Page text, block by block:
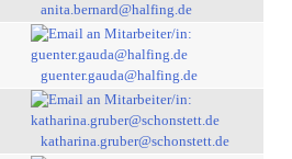
anita.bernard@halfing.de
guenter.gauda@halfing.de
katharina.gruber@schonstett.de